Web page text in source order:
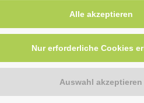
Frederking
einheimischen Solitärbäumen.
uns Menschen vorzustellen.